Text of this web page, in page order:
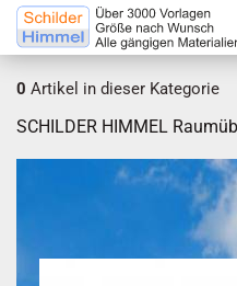
0 Artikel in dieser Kategorie
SCHILDER HIMMEL